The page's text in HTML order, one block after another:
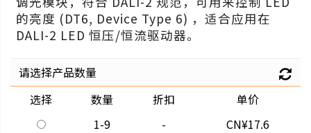
的亮度 (DT6, Device Type 6) ，适合应用在
DALI-2 LED 恒压/恒流驱动器。
请选择产品数量
选择
数量 折扣
单价
1-9
-
CN¥17.6